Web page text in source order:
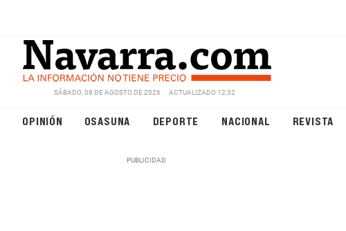
SÁBADO, 08 DE AGOSTO DE 2026 ACTUALIZADO 12:32
OPINIÓN OSASUNA DEPORTE NACIONAL REVISTA